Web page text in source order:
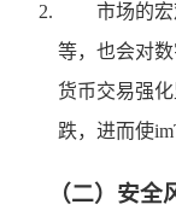
市场的
等，也会对
货币交易强
跌，进而使
（二）安全